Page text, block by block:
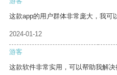
这款app的用户群体非常庞大，我可
2024-01-12
游客
这款软件非常实用，可以帮助我解决